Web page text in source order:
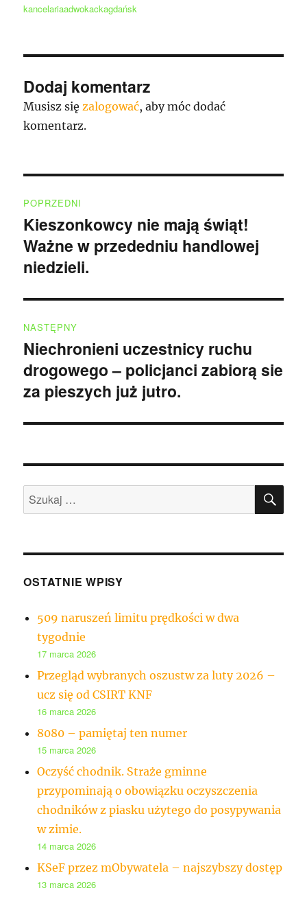
kancelariaadwokackagdańsk
Dodaj komentarz
Musisz sięzalogować, aby móc dodać
komentarz.
wpisu
POPRZEDNI
Poprzedni
wpis:
Kieszonkowcy nie mają świąt!
Ważne w przededniu handlowej
niedzieli.
NASTĘPNY
Następny
wpis:
Niechronieni uczestnicy ruchu
drogowego – policjanci zabiorą sie
za pieszych już jutro.
Szukaj:
OSTATNIE WPISY
509 naruszeń limitu prędkości w dwa
tygodnie
17 marca 2026
Przegląd wybranych oszustw za luty 2026 –
ucz się od CSIRT KNF
16 marca 2026
8080 – pamiętaj ten numer
15 marca 2026
Oczyść chodnik. Straże gminne
przypominają o obowiązku oczyszczenia
chodników z piasku użytego do posypywania
w zimie.
14 marca 2026
KSeF przez mObywatela – najszybszy dostęp
13 marca 2026